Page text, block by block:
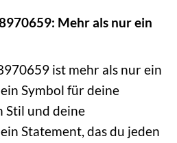
Mehr als nur ein
ist mehr als nur ein
Symbol für deine
Stil und deine
Statement, das du jeden